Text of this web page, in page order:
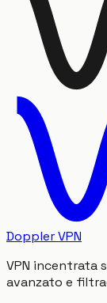
Doppler VPN
VPN incentrata
avanzato e